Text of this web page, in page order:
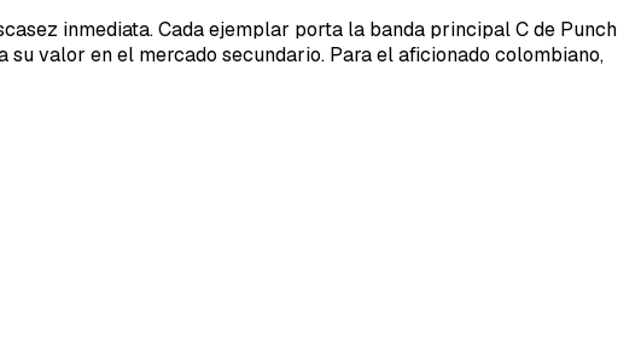
inmediata. Cada ejemplar porta la banda principal C de Punch
valor en el mercado secundario. Para el aficionado colombiano,